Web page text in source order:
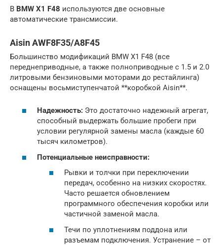
В BMW X1 F48 используются две основные
автоматические трансмиссии.
Aisin AWF8F35/A8F45
Большинство модификаций BMW X1 F48 (все
переднеприводные, а также полноприводные с 1.5 и 2.0
литровыми бензиновыми моторами до рестайлинга)
оснащены восьмиступенчатой **коробкой Aisin**.
Надежность: Это достаточно надежный агрегат,
способный выдержать большие пробеги при
условии регулярной замены масла (каждые 60
тысяч километров).
Потенциальные неисправности:
Рывки и толчки при переключении
передач, особенно на низких скоростях.
Часто решается обновлением
программного обеспечения коробки или
частичной заменой масла.
Течи по уплотнениям поддона или
разъемам подключения. Устранение – от